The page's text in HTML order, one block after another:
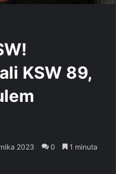
KSW 89,
2023 0 1 minuta